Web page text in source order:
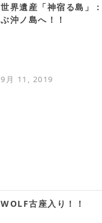
世界遺産「神宿る島」
ぶ沖ノ島へ！！
9月 11, 2019
WOLF古座入り！！